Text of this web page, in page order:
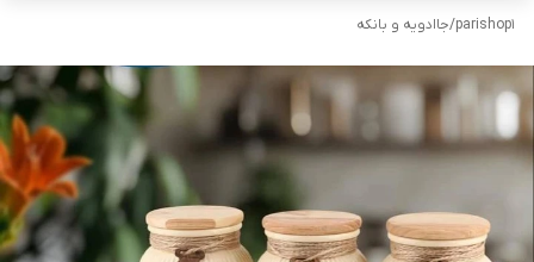
parishop1
/جاادویه و بانکه